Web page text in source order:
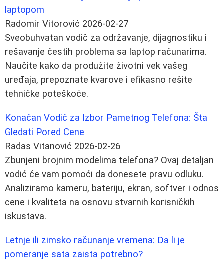
laptopom
Radomir Vitorović 2026-02-27
Sveobuhvatan vodič za održavanje, dijagnostiku i
rešavanje čestih problema sa laptop računarima.
Naučite kako da produžite životni vek vašeg
uređaja, prepoznate kvarove i efikasno rešite
tehničke poteškoće.
Konačan Vodič za Izbor Pametnog Telefona: Šta
Gledati Pored Cene
Radas Vitanović 2026-02-26
Zbunjeni brojnim modelima telefona? Ovaj detaljan
vodić će vam pomoći da donesete pravu odluku.
Analiziramo kameru, bateriju, ekran, softver i odnos
cene i kvaliteta na osnovu stvarnih korisničkih
iskustava.
Letnje ili zimsko računanje vremena: Da li je
pomeranje sata zaista potrebno?